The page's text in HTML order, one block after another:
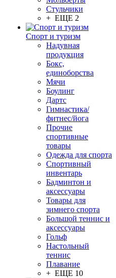
Стульчики
+ ЕЩЕ 2
Спорт и туризм
Надувная
продукция
Бокс,
единоборства
Мячи
Боулинг
Дартс
Гимнастика/
фитнес/йога
Прочие
спортивные
товары
Одежда для спорта
Спортивный
инвентарь
Бадминтон и
аксессуары
Товары для
зимнего спорта
Большой теннис и
аксессуары
Гольф
Настольный
теннис
Плавание
+ ЕЩЕ 10